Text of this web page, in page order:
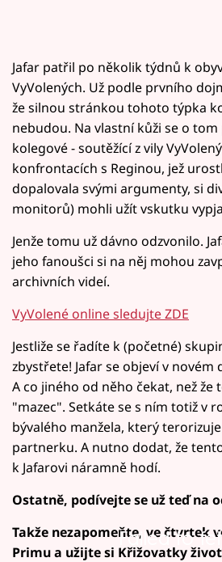
Jafar patřil po několik týdnů k
VyVolených. Už podle prvního
že silnou stránkou tohoto týpka
nebudou. Na vlastní kůži se o
kolegové - soutěžící z vily
konfrontacích s Reginou, jež
dopalovala svými argumenty, si
monitorů) mohli užít vskutku
Jenže tomu už dávno odzvonilo.
jeho fanoušci si na něj mohou
archivních videí.
VyVolené online sledujte ZDE
Jestliže se řadíte k (početné)
zbystřete! Jafar se objeví v novém
A co jiného od něho čekat, než že
"mazec". Setkáte se s ním totiž v
bývalého manžela, který
partnerku. A nutno dodat, že
k Jafarovi náramně hodí.
Ostatně, podívejte se už teď na
Failed to
Takže nezapomeňte, ve čtvrtek
Primu a užijte si Křižovatky